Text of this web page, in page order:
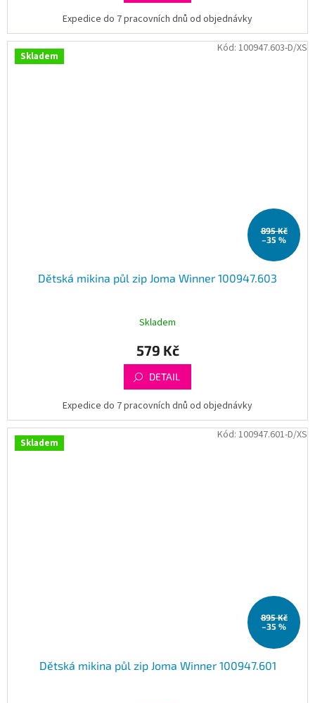
Expedice do 7 pracovních dnů od objednávky
Skladem
895 Kč
–35 %
Dětská mikina půl zip Joma Winner 100947.603
Skladem
579 Kč
DETAIL
Expedice do 7 pracovních dnů od objednávky
Kód: 100947.603-D/XS
Skladem
895 Kč
–35 %
Dětská mikina půl zip Joma Winner 100947.601
Kód: 100947.601-D/XS